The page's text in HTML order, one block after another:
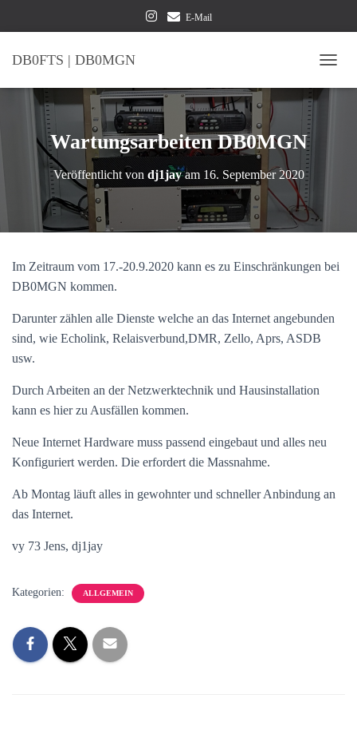
E-Mail
DB0FTS | DB0MGN
Wartungsarbeiten DB0MGN
Veröffentlicht von dj1jayam 16. September 2020
Im Zeitraum vom 17.-20.9.2020 kann es zu Einschränkungen bei
DB0MGN kommen.
Darunter zählen alle Dienste welche an das Internet angebunden
sind, wie Echolink, Relaisverbund,DMR, Zello, Aprs, ASDB
usw.
Durch Arbeiten an der Netzwerktechnik und Hausinstallation
kann es hier zu Ausfällen kommen.
Neue Internet Hardware muss passend eingebaut und alles neu
Konfiguriert werden. Die erfordert die Massnahme.
Ab Montag läuft alles in gewohnter und schneller Anbindung an
das Internet.
vy 73 Jens, dj1jay
Kategorien: ALLGEMEIN